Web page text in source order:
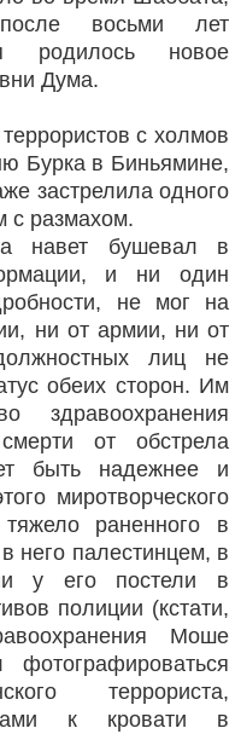
восьми лет
родилось новое
Дума.
с холмов
Бурка в Биньямине,
застрелила одного
с размахом.
навет бушевал в
и ни один
не мог на
ни от армии, ни от
лиц не
обеих сторон. Им
здравоохранения
от обстрела
быть надежнее и
миротворческого
раненного в
него палестинцем, в
у его постели в
полиции (кстати,
Моше
террориста,
к кровати в